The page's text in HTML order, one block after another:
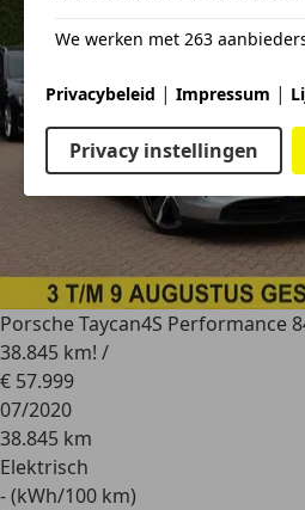
Porsche Taycan4S Performance
38.845 km! /
€ 57.999
07/2020
38.845 km
Elektrisch
- (kWh/100 km)
We werken met 263
Privacybeleid | Impressum |
Privacy instellingen